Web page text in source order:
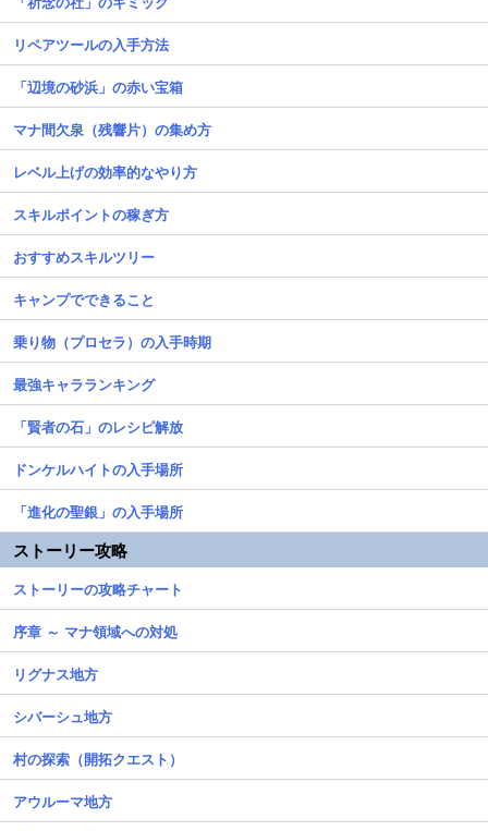
リペアツールの入手方法
「辺境の砂浜」の赤い宝箱
マナ間欠泉（残響片）の集め方
レベル上げの効率的なやり方
スキルポイントの稼ぎ方
おすすめスキルツリー
キャンプでできること
乗り物（プロセラ）の入手時期
最強キャラランキング
「賢者の石」のレシピ解放
ドンケルハイトの入手場所
「進化の聖銀」の入手場所
ストーリー攻略
ストーリーの攻略チャート
序章 ～ マナ領域への対処
リグナス地方
シバーシュ地方
村の探索（開拓クエスト）
アウルーマ地方